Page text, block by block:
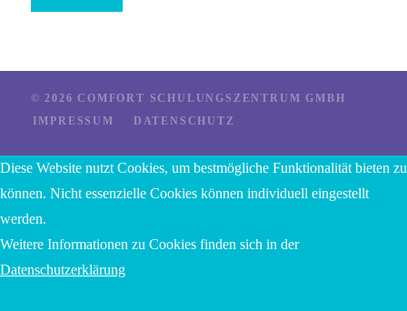
© 2026 COMFORT SCHULUNGSZENTRUM GMBH
IMPRESSUM
DATENSCHUTZ
Diese Website nutzt Cookies, um bestmögliche Funktionalität bieten zu
können. Nicht essenzielle Cookies können individuell eingestellt
werden.
Weitere Informationen zu Cookies finden sich in der
Datenschutzerklärung